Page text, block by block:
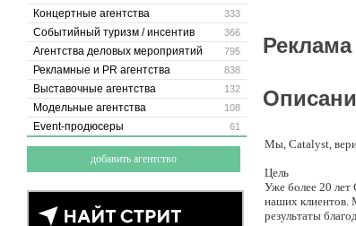
333
Концертные агентства
366
Событийный туризм / инсентив
795
Агентства деловых мероприятий
838
Рекламные и PR агентства
132
Выставочные агентства
108
Модельные агентства
61
Event-продюсеры
добавить агентство
Реклама
Мы, Catalyst,
Цель
Уже более 20 лет
наших клиентов.
результаты